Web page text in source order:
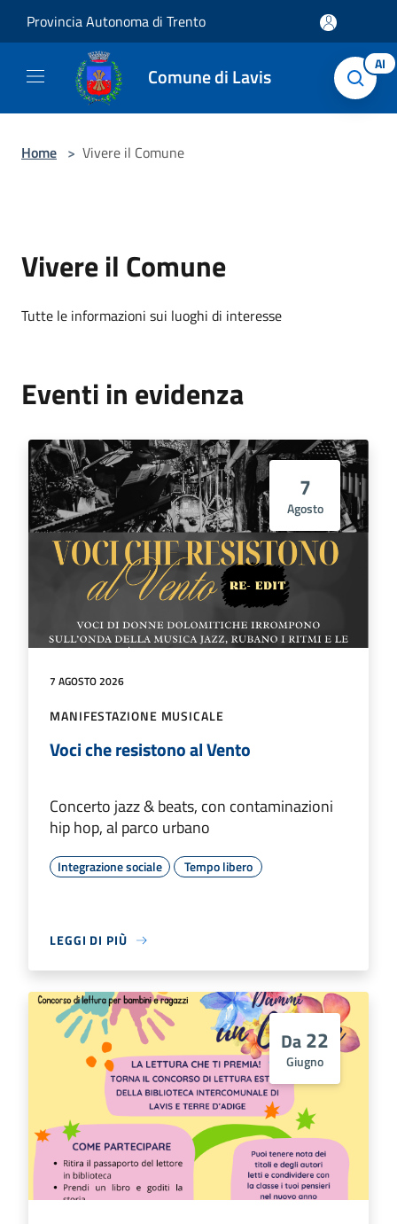
Provincia Autonoma di Trento
Comune di Lavis AI
Home > Vivere il Comune
Vivere il Comune
Tutte le informazioni sui luoghi di interesse
Eventi in evidenza
7
Agosto
7 AGOSTO 2026
MANIFESTAZIONE MUSICALE
Voci che resistono al Vento
Concerto jazz & beats, con contaminazioni
hip hop, al parco urbano
Integrazione sociale Tempo libero
LEGGI DI PIÙ
Da22
Giugno